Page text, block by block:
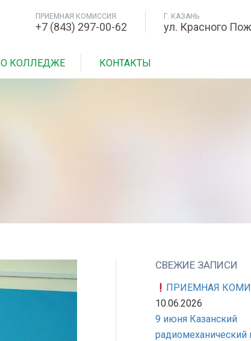
ПРИЕМНАЯ КОМИССИЯ
+7 (843) 297-00-62
Г. КАЗАНЬ
ул. Красного
О КОЛЛЕДЖЕ КОНТАКТЫ
СВЕЖИЕ ЗАПИСИ
ПРИЕМНАЯ
10.06.2026
9 июня Казанский